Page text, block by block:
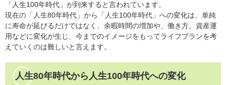
「人生100年時代」が到来すると言われています。
現在の「人生80年時代」から「人生100年時代」への変化は、単純
に寿命が延びるだけではなく、余暇時間の増加や、働き方、資産運
用などに変化が生じ、今までのイメージをもってライフプランを考
えていくのは難しいと言えます。
​​人生80年時代から人生100年時代への変化